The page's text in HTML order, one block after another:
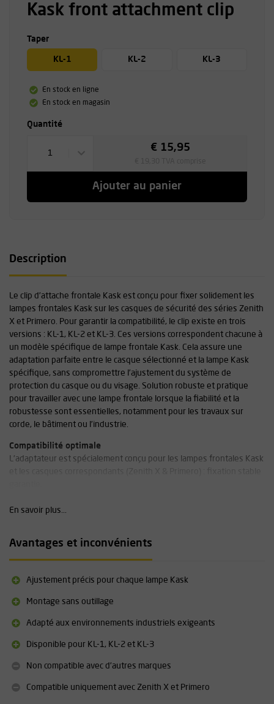
Kask front attachment clip
Taper
KL-1 KL-2 KL-3
En stock en ligne
En stock en magasin
Quantité
1
€ 15,95
Ajouter au panier
Description
Le clip d’attache frontale Kask est conçu pour fixer solidement les
lampes frontales Kask sur les casques de sécurité des séries Zenith
X et Primero. Pour garantir la compatibilité, le clip existe en trois
versions : KL-1, KL-2 et KL-3. Ces versions correspondent chacune à
un modèle spécifique de lampe frontale Kask. Cela assure une
adaptation parfaite entre le casque sélectionné et la lampe Kask
spécifique, sans compromettre l’ajustement du système de
protection du casque ou du visage. Solution robuste et pratique
pour travailler avec une lampe frontale lorsque la fiabilité et la
robustesse sont essentielles, notamment pour les travaux sur
corde, le bâtiment ou l’industrie.
Compatibilité optimale
L’adaptateur est spécialement conçu pour les lampes frontales Kask
Choix explicite selon la lampe
spécifique et garantit une adaptation parfaite.
Poids : ultraléger (selon la version)
Compatibilité : uniquement pour casques Kask Zenith X et
Versions : KL-1, KL-2, KL-3 (selon le modèle de lampe Kask)
Installation : montage facile, sans outil
température
En savoir plus...
Avantages et inconvénients
Ajustement précis pour chaque lampe Kask
Montage sans outillage
Adapté aux environnements industriels exigeants
Disponible pour KL-1, KL-2 et KL-3
Non compatible avec d’autres marques
Compatible uniquement avec Zenith X et Primero